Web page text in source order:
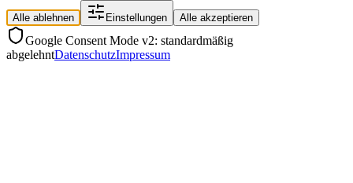
Alle ablehnen Einstellungen Alle akzeptieren
Google Consent Mode v2: standardmäßig
abgelehntDatenschutzImpressum